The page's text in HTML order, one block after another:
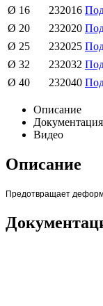
Ø 16
232016
Ø 20
232020
Ø 25
232025
Ø 32
232032
Ø 40
232040
Описание
Документация
Видео
Описание
Предотвращает